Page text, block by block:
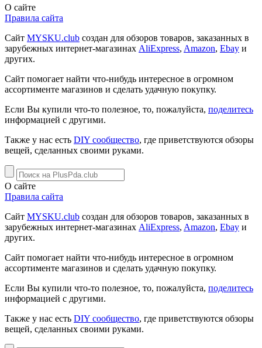
О сайте
Правила сайта
Сайт MYSKU.club cоздан для обзоров товаров, заказанных в
зарубежных интернет-магазинах AliExpress, Amazon, Ebay и
других.
Сайт помогает найти что-нибудь интересное в огромном
ассортименте магазинов и сделать удачную покупку.
Если Вы купили что-то полезное, то, пожалуйста, поделитесь
информацией с другими.
Также у нас есть DIY сообщество, где приветствуются обзоры
вещей, сделанных своими руками.
О сайте
Правила сайта
Сайт MYSKU.club cоздан для обзоров товаров, заказанных в
зарубежных интернет-магазинах AliExpress, Amazon, Ebay и
других.
Сайт помогает найти что-нибудь интересное в огромном
ассортименте магазинов и сделать удачную покупку.
Если Вы купили что-то полезное, то, пожалуйста, поделитесь
информацией с другими.
Также у нас есть DIY сообщество, где приветствуются обзоры
вещей, сделанных своими руками.